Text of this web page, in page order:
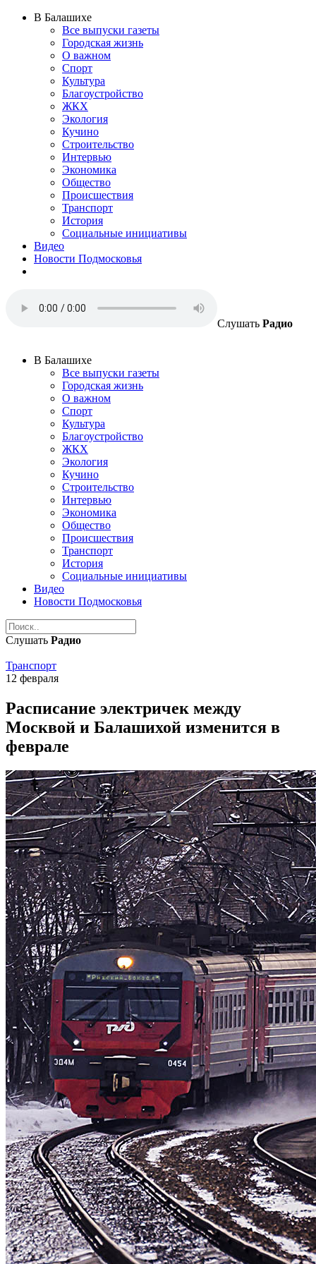
В Балашихе
Все выпуски газеты
Городская жизнь
О важном
Спорт
Культура
Благоустройство
ЖКХ
Экология
Кучино
Строительство
Интервью
Экономика
Общество
Происшествия
Транспорт
История
Социальные инициативы
Видео
Новости Подмосковья
Слушать Радио
В Балашихе
Все выпуски газеты
Городская жизнь
О важном
Спорт
Культура
Благоустройство
ЖКХ
Экология
Кучино
Строительство
Интервью
Экономика
Общество
Происшествия
Транспорт
История
Социальные инициативы
Видео
Новости Подмосковья
Слушать Радио
Транспорт
12 февраля
Расписание электричек между
Москвой и Балашихой изменится в
феврале